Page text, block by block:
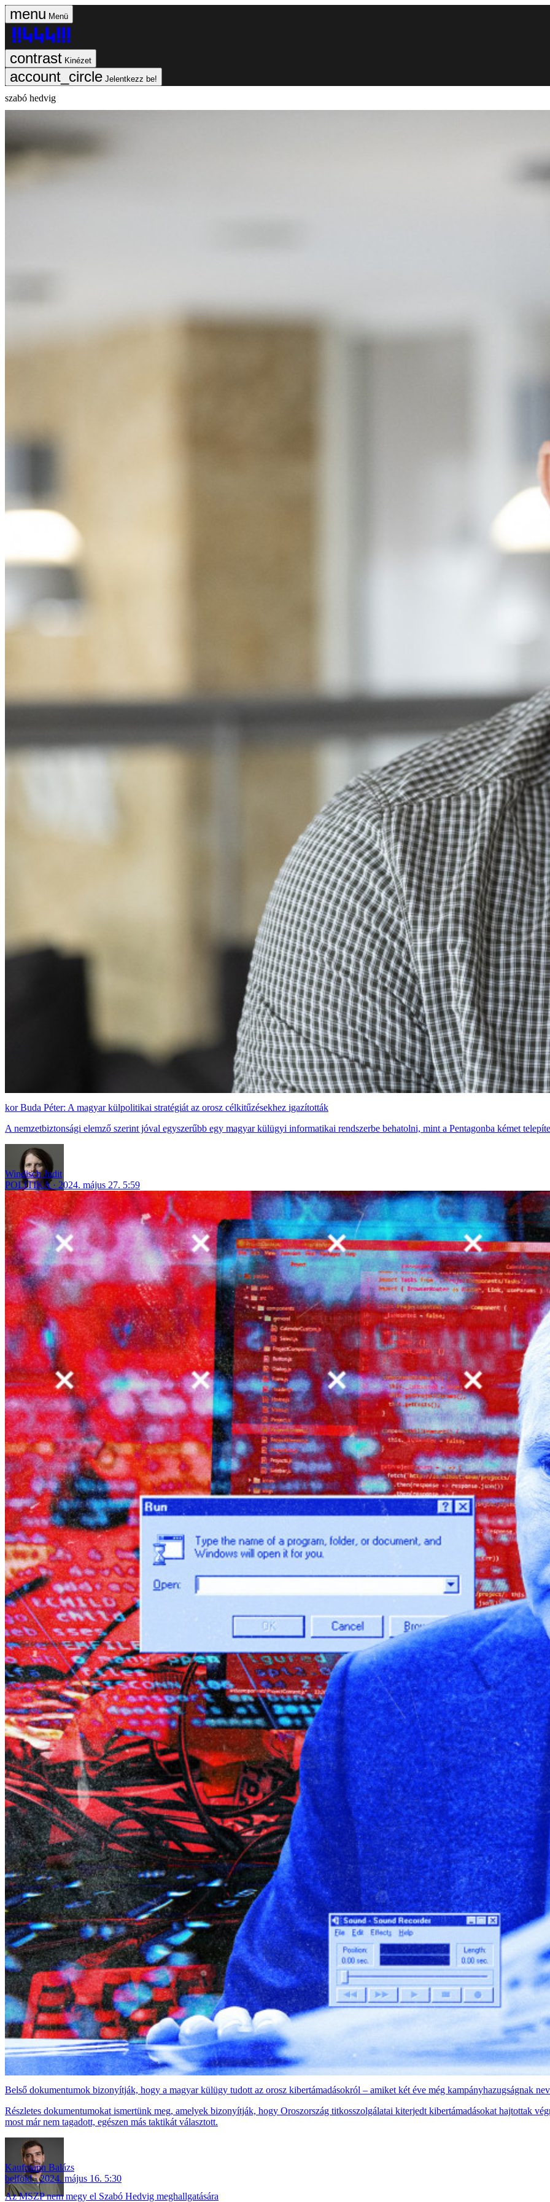
Menü
Kinézet
Jelentkezz be!
szabó hedvig
Buda Péter: A magyar külpolitikai stratégiát az orosz célkitűzésekhez igazították
A nemzetbiztonsági elemző szerint jóval egyszerűbb egy magyar külügyi informatikai rendszerbe behatolni, mint a Pentagonba kémet
Windisch Judit
POLITIKA
2024. május 27. 5:59
Belső dokumentumok bizonyítják, hogy a magyar külügy tudott az orosz kibertámadásokról – amiket két éve még kampányhazugságnak
Részletes dokumentumokat ismertünk meg, amelyek bizonyítják, hogy Oroszország titkosszolgálatai kiterjedt kibertámadásokat hajtottak
most már nem tagadott, egészen más taktikát választott.
Kaufmann Balázs
belföld
2024. május 16. 5:30
Az MSZP nem megy el Szabó Hedvig meghallgatására